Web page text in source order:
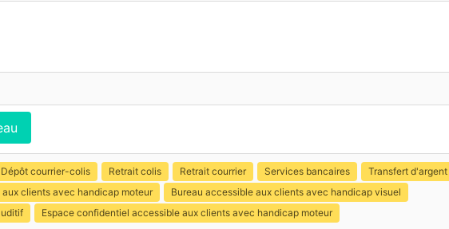
Dépôt courrier-colis Retrait colis Retrait courrier Services bancaires
Transfert
clients avec handicap moteur
Bureau accessible aux clients avec handicap visuel
Espace confidentiel accessible aux clients avec handicap moteur